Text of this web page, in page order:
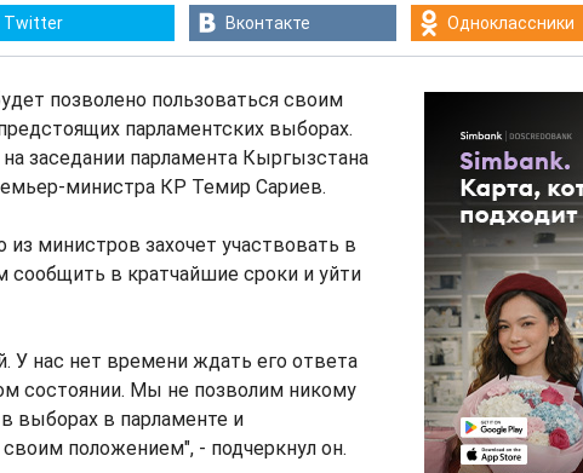
Twitter Вконтакте Одноклассники
позволено пользоваться своим
парламентских выборах.
заседании парламента Кыргызстана
министра КР Темир Сариев.
из министров захочет участвовать в
сообщить в кратчайшие сроки и уйти
У нас нет времени ждать его ответа
состоянии. Мы не позволим никому
выборах в парламенте и
положением", - подчеркнул он.